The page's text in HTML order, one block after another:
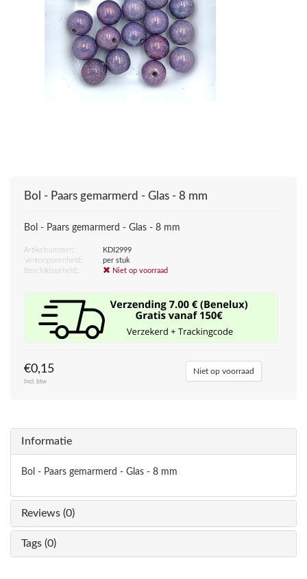
Bol - Paars gemarmerd - Glas - 8 mm
Bol - Paars gemarmerd - Glas - 8 mm
Artikelnummer:
KDI2999
Verkoopseenheid:
per stuk
Beschikbaarheid:
Niet op voorraad
€0,15
Incl. btw
Niet op voorraad
Informatie
Bol - Paars gemarmerd - Glas - 8 mm
Reviews (0)
Tags (0)